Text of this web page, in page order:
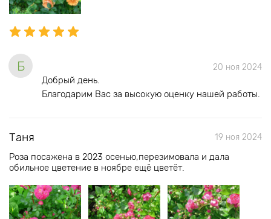
Б 20 ноя 2024
Добрый день.
Благодарим Вас за высокую оценку нашей работы.
Таня 19 ноя 2024
Роза посажена в 2023 осенью,перезимовала и дала
обильное цветение в ноябре ещё цветёт.